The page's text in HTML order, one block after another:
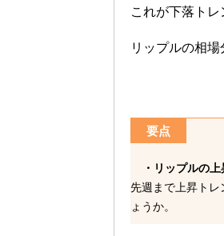
これが下落トレ
リップルの相
要点
・リップルの
先週まで上昇トレ
ょうか。